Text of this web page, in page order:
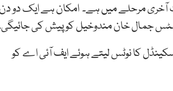
آخری مرحلے میں ہے۔ امکان ہے ایک دو
جمال خان مندوخیل کو پیش کی
کا نوٹس لیتے ہوئے ایف آئی اے کو